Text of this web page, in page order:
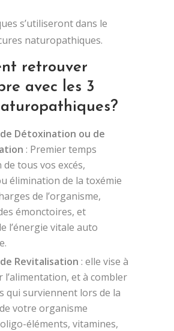
s’utiliseront dans le
naturopathiques.
retrouver
avec les 3
Détoxination ou de
: Premier temps
de tous vos excés,
élimination de la toxémie
de l’organisme,
émonctoires, et
l’énergie vitale auto
Revitalisation : elle vise à
l’alimentation, et à combler
qui surviennent lors de la
votre organisme
éléments, vitamines,